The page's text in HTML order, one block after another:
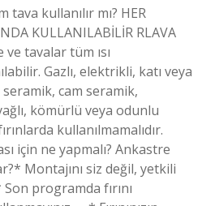
kullanılır mı? HER
KULLANILABİLİR RLAVA
tavalar tüm ısı
Gazlı, elektrikli, katı veya
cam seramik,
kömürlü veya odunlu
kullanılmamalıdır.
için ne yapmalı? Ankastre
Montajını siz değil, yetkili
programda fırını